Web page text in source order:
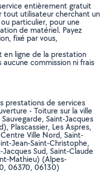
entièrement gratuit
tout utilisateur cherchant un
particulier, pour une
de matériel. Payez
fixé par vous,
en ligne de la prestation
commission ni frais
prestations de services
- Toiture sur la ville
Saint-Jacques
Plascassier, Les Aspres,
Ville Nord, Saint-
Jean-Saint-Christophe,
Sud, Saint-Claude
Mathieu) (Alpes-
06370, 06130)